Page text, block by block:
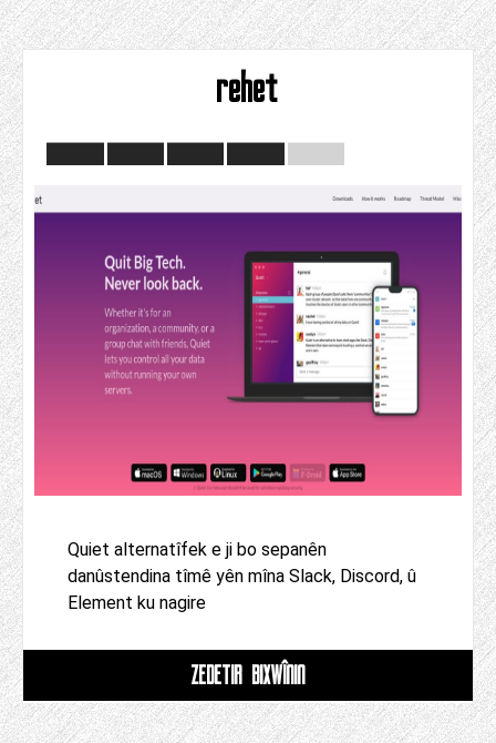
rehet
Quiet alternatîfek e ji bo sepanên
danûstendina tîmê yên mîna Slack, Discord, û
Element ku nagire
ZÊDETIR BIXWÎNIN